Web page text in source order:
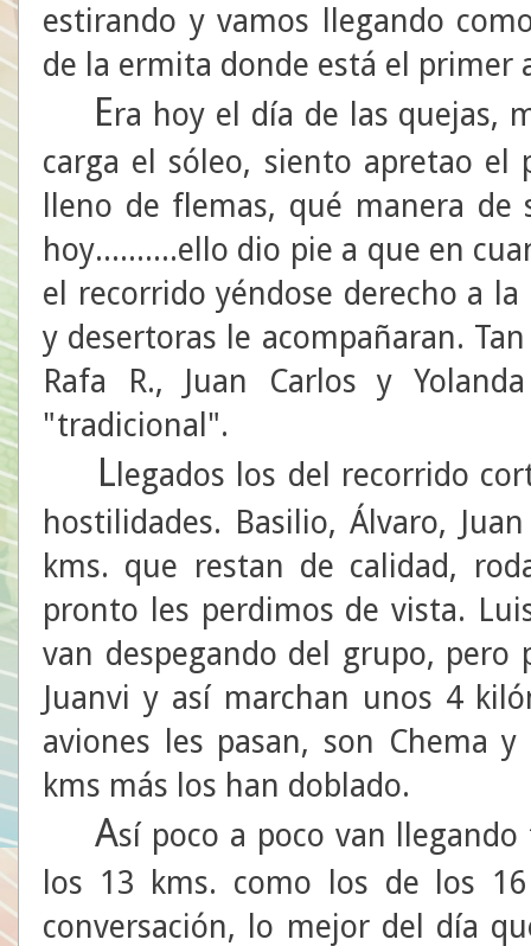
estirando y vamos llegando
de la ermita donde está el primer
Era hoy el día de las quejas,
carga el sóleo, siento apretao
lleno de flemas, qué manera
hoy..........ello dio pie a que en
el recorrido yéndose derecho a
y desertoras le acompañaran.
Rafa R., Juan Carlos y
"tradicional".
L legados los del recorrido
hostilidades. Basilio, Álvaro,
kms. que restan de calidad,
pronto les perdimos de vista.
van despegando del grupo, pero
Juanvi y así marchan unos 4
aviones les pasan, son Chema
kms más los han doblado.
Así poco a poco van
los 13 kms. como los de los
conversación, lo mejor del día